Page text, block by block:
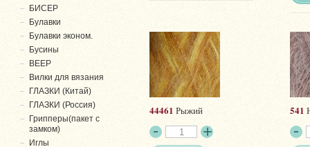
44461 Рыжий 541
БИСЕР
Булавки
Булавки эконом.
Бусины
ВЕЕР
Вилки для вязания
ГЛАЗКИ (Китай)
ГЛАЗКИ (Россия)
Грипперы(пакет с
замком)
Иглы